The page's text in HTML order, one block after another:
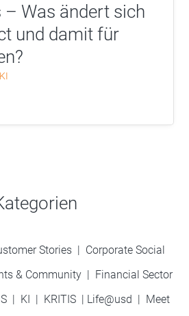
– Was ändert sich
und damit für
KI
Stories| Corporate Social
& Community | Financial Sector
| KI | KRITIS | Life@usd | Meet